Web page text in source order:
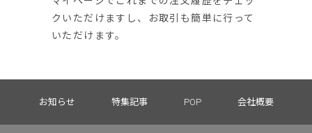
クいただけますし、お取引も簡単に行って
いただけます。
お知らせ 特集記事 POP 会社概要